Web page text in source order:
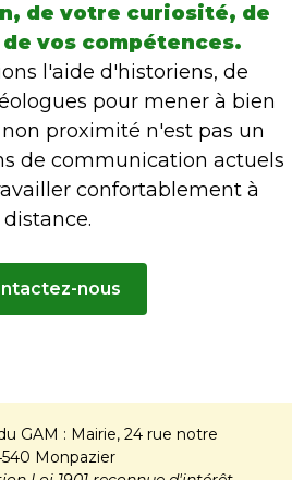
de votre curiosité, de
vos compétences.
l'aide d'historiens, de
pour mener à bien
proximité n'est pas un
de communication actuels
confortablement à
distance.
nous
GAM : Mairie, 24 rue notre
Monpazier